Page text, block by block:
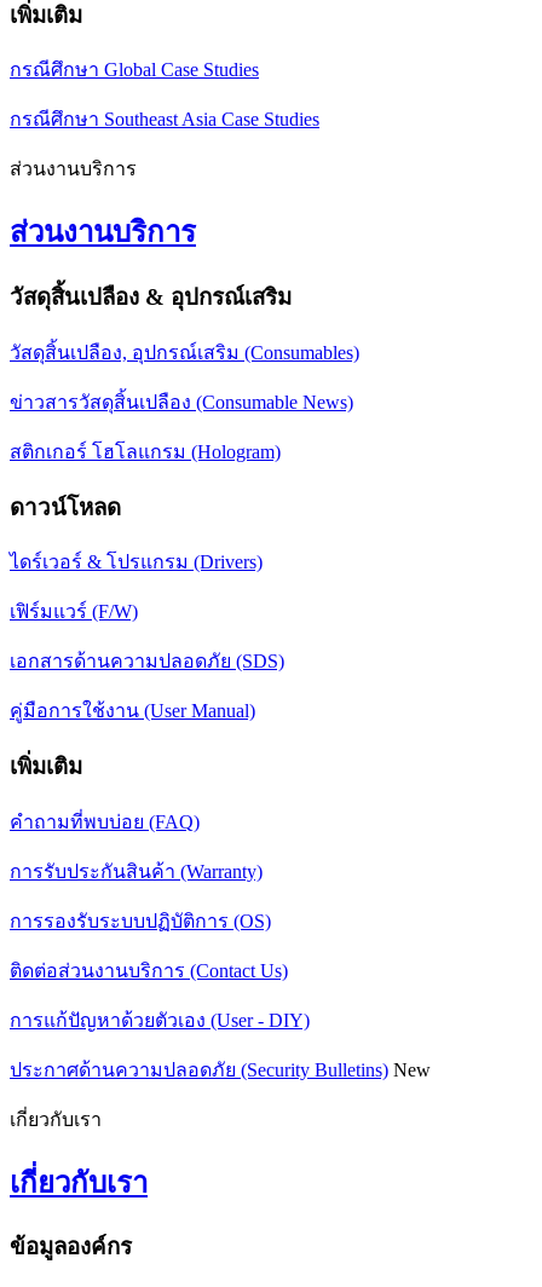
เพิ่มเติม
กรณีศึกษา Global Case Studies
กรณีศึกษา Southeast Asia Case Studies
ส่วนงานบริการ
ส่วนงานบริการ
วัสดุสิ้นเปลือง & อุปกรณ์เสริม
วัสดุสิ้นเปลือง, อุปกรณ์เสริม (Consumables)
ข่าวสารวัสดุสิ้นเปลือง (Consumable News)
สติกเกอร์ โฮโลแกรม (Hologram)
ดาวน์โหลด
ไดร์เวอร์ & โปรแกรม (Drivers)
เฟิร์มแวร์ (F/W)
เอกสารด้านความปลอดภัย (SDS)
คู่มือการใช้งาน (User Manual)
เพิ่มเติม
คำถามที่พบบ่อย (FAQ)
การรับประกันสินค้า (Warranty)
การรองรับระบบปฏิบัติการ (OS)
ติดต่อส่วนงานบริการ (Contact Us)
การแก้ปัญหาด้วยตัวเอง (User - DIY)
ประกาศด้านความปลอดภัย (Security Bulletins) New
เกี่ยวกับเรา
เกี่ยวกับเรา
ข้อมูลองค์กร